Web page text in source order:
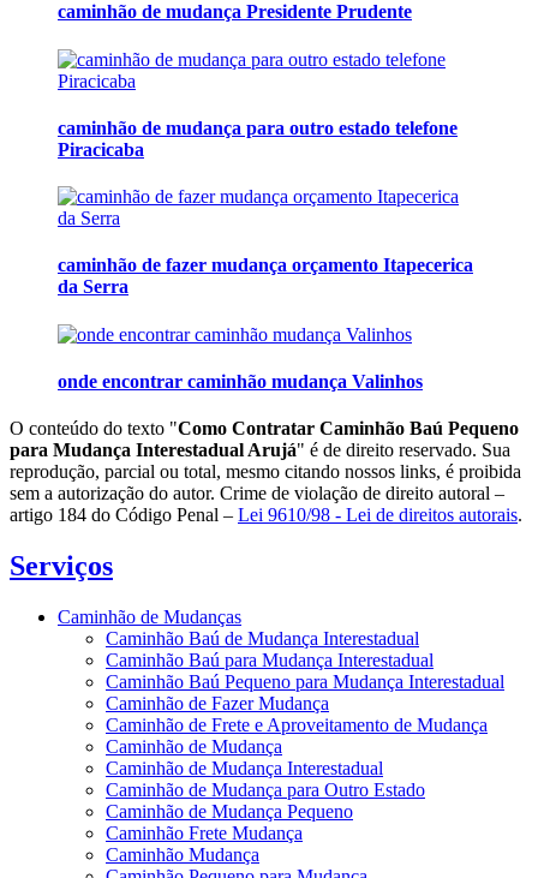
caminhão de mudança Presidente Prudente
caminhão de mudança para outro estado telefone
Piracicaba
caminhão de fazer mudança orçamento Itapecerica
da Serra
onde encontrar caminhão mudança Valinhos
O conteúdo do texto "Como Contratar Caminhão Baú Pequeno
para Mudança Interestadual Arujá" é de direito reservado. Sua
reprodução, parcial ou total, mesmo citando nossos links, é proibida
sem a autorização do autor. Crime de violação de direito autoral –
artigo 184 do Código Penal – Lei 9610/98 - Lei de direitos autorais.
Serviços
Caminhão de Mudanças
Caminhão Baú de Mudança Interestadual
Caminhão Baú para Mudança Interestadual
Caminhão Baú Pequeno para Mudança Interestadual
Caminhão de Fazer Mudança
Caminhão de Frete e Aproveitamento de Mudança
Caminhão de Mudança
Caminhão de Mudança Interestadual
Caminhão de Mudança para Outro Estado
Caminhão de Mudança Pequeno
Caminhão Frete Mudança
Caminhão Mudança